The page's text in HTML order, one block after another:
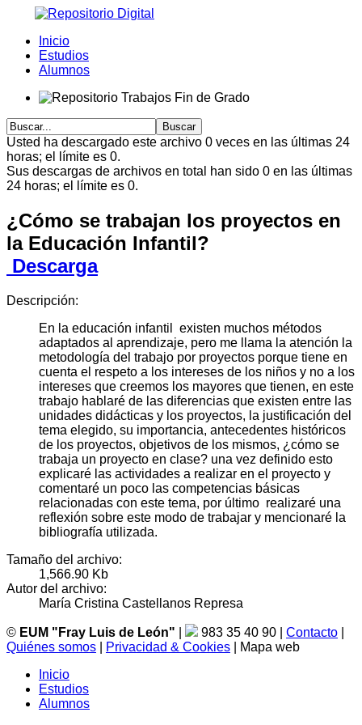
Inicio
Estudios
Alumnos
Usted ha descargado este archivo 0 veces en las últimas 24
horas; el límite es 0.
Sus descargas de archivos en total han sido 0 en las últimas
24 horas; el límite es 0.
¿Cómo se trabajan los proyectos en
la Educación Infantil?
Descarga
Descripción:
En la educación infantil existen muchos métodos
adaptados al aprendizaje, pero me llama la atención la
metodología del trabajo por proyectos porque tiene en
cuenta el respeto a los intereses de los niños y no a los
intereses que creemos los mayores que tienen, en este
trabajo hablaré de las diferencias que existen entre las
unidades didácticas y los proyectos, la justificación del
tema elegido, su importancia, antecedentes históricos
de los proyectos, objetivos de los mismos, ¿cómo se
trabaja un proyecto en clase? una vez definido esto
explicaré las actividades a realizar en el proyecto y
comentaré un poco las competencias básicas
relacionadas con este tema, por último realizaré una
reflexión sobre este modo de trabajar y mencionaré la
bibliografía utilizada.
Tamaño del archivo:
1,566.90 Kb
Autor del archivo:
María Cristina Castellanos Represa
© EUM "Fray Luis de León" 983 35 40 90 | Contacto
Quiénes somos
Privacidad & Cookies | Mapa web
Inicio
Estudios
Alumnos